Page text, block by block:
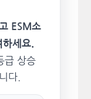
ESM소
하세요.
급 상승
다.